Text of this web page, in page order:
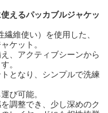
えるパッカブルジャケッ
維使い）を使用した、
ケット。
、アクティブシーンから
。
となり、シンプルで洗練
び可能。
調整でき、少し深めのク